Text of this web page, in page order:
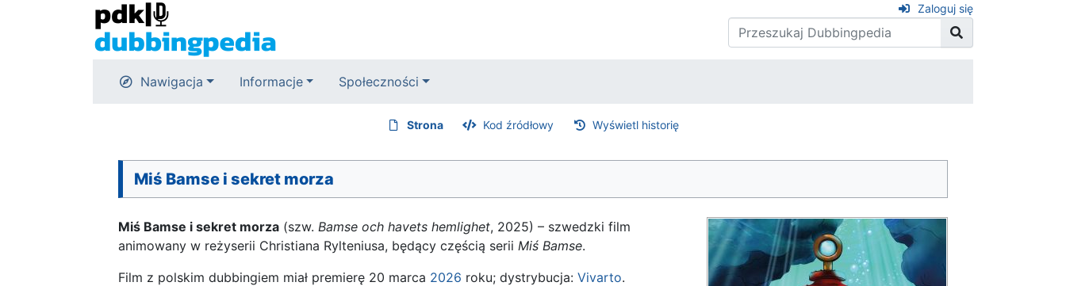
Zaloguj się
Nawigacja Informacje Społeczności
Strona Kod źródłowy Wyświetl historię
Miś Bamse i sekret morza
Miś Bamse i sekret morza (szw. Bamse och havets hemlighet, 2025) – szwedzki film
animowany w reżyserii Christiana Rylteniusa, będący częścią serii Miś Bamse.
Film z polskim dubbingiem miał premierę 20 marca 2026 roku; dystrybucja: Vivarto.